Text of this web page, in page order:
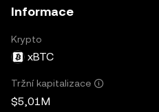
Informace
Krypto
xBTC
Tržní kapitalizace
$5,01M